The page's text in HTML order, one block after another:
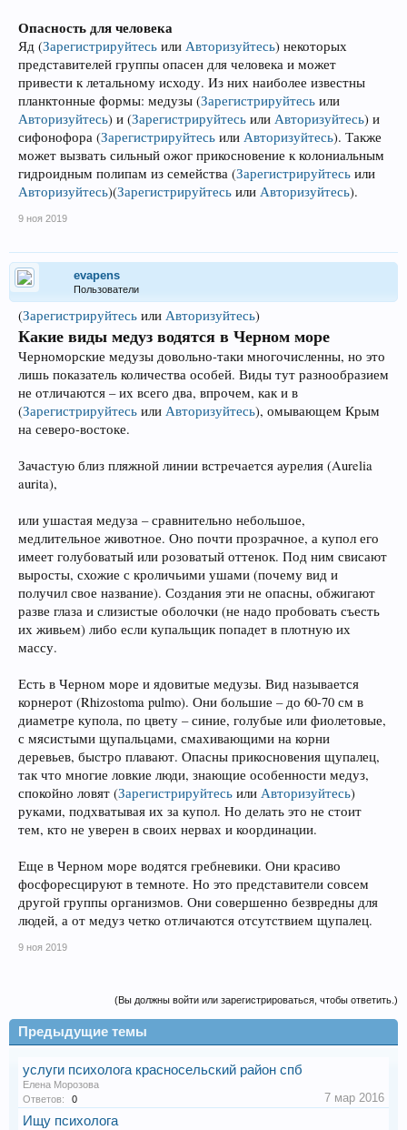
Опасность для человека
Яд (Зарегистрируйтесь или Авторизуйтесь) некоторых
представителей группы опасен для человека и может
привести к летальному исходу. Из них наиболее известны
планктонные формы: медузы (Зарегистрируйтесь или
Авторизуйтесь) и (Зарегистрируйтесь или Авторизуйтесь) и
сифонофора (Зарегистрируйтесь или Авторизуйтесь). Также
может вызвать сильный ожог прикосновение к колониальным
гидроидным полипам из семейства (Зарегистрируйтесь или
Авторизуйтесь)(Зарегистрируйтесь или Авторизуйтесь).
9 ноя 2019
evapens
Пользователи
(Зарегистрируйтесь или Авторизуйтесь)
Какие виды медуз водятся в Черном море
Черноморские медузы довольно-таки многочисленны, но это
лишь показатель количества особей. Виды тут разнообразием
не отличаются – их всего два, впрочем, как и в
(Зарегистрируйтесь или Авторизуйтесь), омывающем Крым
на северо-востоке.
Зачастую близ пляжной линии встречается аурелия (Aurelia
aurita),
или ушастая медуза – сравнительно небольшое,
медлительное животное. Оно почти прозрачное, а купол его
имеет голубоватый или розоватый оттенок. Под ним свисают
выросты, схожие с кроличьими ушами (почему вид и
получил свое название). Создания эти не опасны, обжигают
разве глаза и слизистые оболочки (не надо пробовать съесть
их живьем) либо если купальщик попадет в плотную их
массу.
Есть в Черном море и ядовитые медузы. Вид называется
корнерот (Rhizostoma pulmo). Они большие – до 60-70 см в
диаметре купола, по цвету – синие, голубые или фиолетовые,
с мясистыми щупальцами, смахивающими на корни
деревьев, быстро плавают. Опасны прикосновения щупалец,
так что многие ловкие люди, знающие особенности медуз,
спокойно ловят (Зарегистрируйтесь или Авторизуйтесь)
руками, подхватывая их за купол. Но делать это не стоит
тем, кто не уверен в своих нервах и координации.
Еще в Черном море водятся гребневики. Они красиво
фосфоресцируют в темноте. Но это представители совсем
другой группы организмов. Они совершенно безвредны для
людей, а от медуз четко отличаются отсутствием щупалец.
9 ноя 2019
(Вы должны войти или зарегистрироваться, чтобы ответить.)
Предыдущие темы
услуги психолога красносельский район спб
Елена Морозова
Ответов:
0 7 мар 2016
Ищу психолога